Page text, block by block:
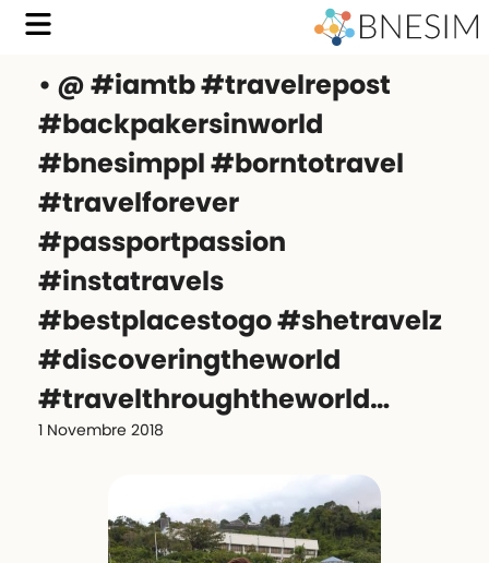
• @ #iamtb #travelrepost
#backpakersinworld
#bnesimppl #borntotravel
#travelforever
#passportpassion
#instatravels
#bestplacestogo #shetravelz
#discoveringtheworld
#travelthroughtheworld…
1 Novembre 2018